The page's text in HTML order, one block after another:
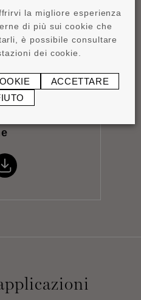
la migliore esperienza
di più sui cookie che
è possibile consultare
dei cookie.
ACCETTARE